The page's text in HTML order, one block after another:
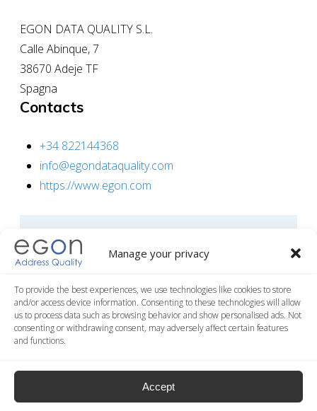
Manage your privacy
To provide the best experiences, we use technologies like cookies to store
and/or access device information. Consenting to these technologies will allow
us to process data such as browsing behavior and show personalised ads. Not
consenting or withdrawing consent, may adversely affect certain features
and functions.
Accept
EGON DATA QUALITY S.L.
Calle Abinque, 7
38670 Adeje TF
Spagna
Contacts
+34 822144368
info@egondataquality.com
https://www.egon.com
CONTACTEZ-NOUS DÈS
MAINTENANT !
Posez votre question. Vous serez contacté dès
que possible.
Nom*